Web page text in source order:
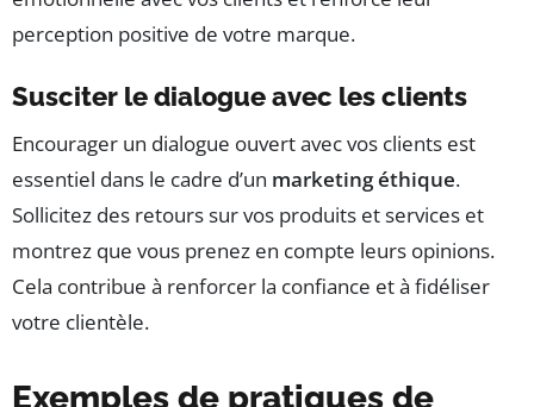
perception positive de votre marque.
Susciter le dialogue avec les clients
Encourager un dialogue ouvert avec vos clients est
essentiel dans le cadre d’un marketing éthique.
Sollicitez des retours sur vos produits et services et
montrez que vous prenez en compte leurs opinions.
Cela contribue à renforcer la confiance et à fidéliser
votre clientèle.
Exemples de pratiques de